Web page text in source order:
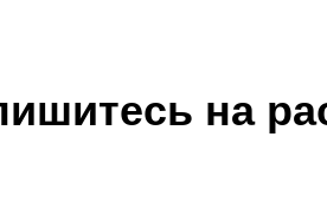
на
О школе